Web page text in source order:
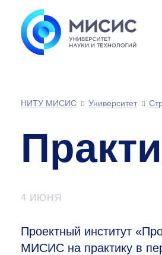
НИТУ МИСИС Университет
4 ИЮНЯ
Проектный институт
МИСИС на практику в